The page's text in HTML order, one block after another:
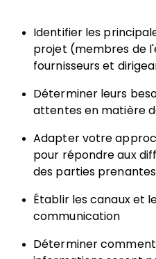
Identifier les
projet (membres de
fournisseurs et
Déterminer leurs
attentes en matière
Adapter votre
pour répondre aux
des parties prenantes
Établir les canaux et
communication
Déterminer